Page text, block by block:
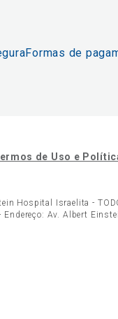
Formas de
de Uso e
Hospital Israelita -
Av. Albert